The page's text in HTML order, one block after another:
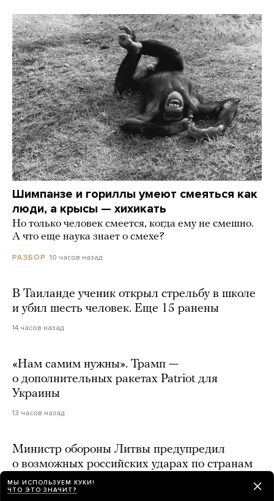
Шимпанзе и гориллы умеют смеяться как
люди, а крысы — хихикать
Но только человек смеется, когда ему не смешно.
А что еще наука знает о смехе?
РАЗБОР 10 часов назад
В Таиланде ученик открыл стрельбу в школе
и убил шесть человек. Еще 15 ранены
14 часов назад
«Нам самим нужны». Трамп —
о дополнительных ракетах Patriot для
Украины
13 часов назад
Министр обороны Литвы предупредил
о возможных российских ударах по странам
Балтийского региона с помощью
захваченных украинских дронов
МЫ ИСПОЛЬЗУЕМ КУКИ!
ЧТО ЭТО ЗНАЧИТ?